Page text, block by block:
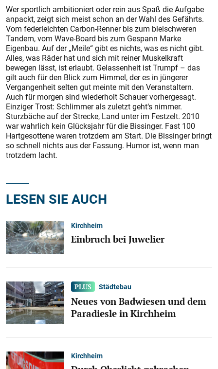
Wer sportlich ambitioniert oder rein aus Spaß die Aufgabe
anpackt, zeigt sich meist schon an der Wahl des Gefährts.
Vom federleichten Carbon-Renner bis zum bleischweren
Tandem, vom Wave-Board bis zum Gespann Marke
Eigenbau. Auf der „Meile“ gibt es nichts, was es nicht gibt.
Alles, was Räder hat und sich mit reiner Muskelkraft
bewegen lässt, ist erlaubt. Gelassenheit ist Trumpf – das
gilt auch für den Blick zum Himmel, der es in jüngerer
Vergangenheit selten gut meinte mit den Veranstaltern.
Auch für morgen sind wiederholt Schauer vorhergesagt.
Einziger Trost: Schlimmer als zuletzt geht‘s nimmer.
Sturzbäche auf der Strecke, Land unter im Festzelt. 2010
war wahrlich kein Glücksjahr für die Bissinger. Fast 100
Hartgesottene waren trotzdem am Start. Die Bissinger bringt
so schnell nichts aus der Fassung. Humor ist, wenn man
trotzdem lacht.
LESEN SIE AUCH
Kirchheim
Einbruch bei Juwelier
Städtebau
Neues von Badwiesen und dem
Paradiesle in Kirchheim
Kirchheim